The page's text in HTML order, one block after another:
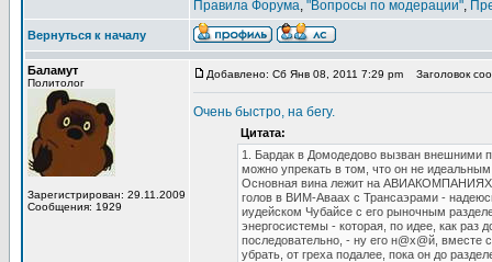
Правила Форума, "Вопросы по модерации",
Вернуться к началу
Баламут
Политолог
Зарегистрирован: 29.11.2009
Сообщения: 1929
Добавлено: Сб Янв 08, 2011 7:29 pm Заголовок
Очень быстро, на бегу.
Цитата:
1. Бардак в Домодедово вызван внешними
можно упрекать в том, что он не
Основная вина лежит на АВИАКОМПАНИЯХ
голов в ВИМ-Аваах с Трансаэрами -
иудейском Чубайсе с его рыночным
энергосистемы - которая, по идее, как
последовательно, - ну его н@х@й,
убрать, от греха подалее, пока он до